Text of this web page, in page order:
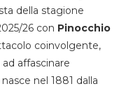
della stagione
26 con Pinocchio
coinvolgente,
affascinare
nel 1881 dalla